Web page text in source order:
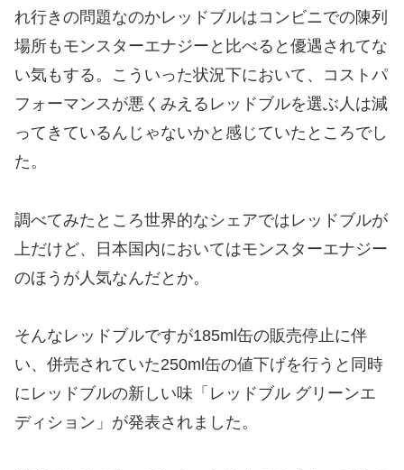
れ行きの問題なのかレッドブルはコンビニでの陳列
場所もモンスターエナジーと比べると優遇されてな
い気もする。こういった状況下において、コストパ
フォーマンスが悪くみえるレッドブルを選ぶ人は減
ってきているんじゃないかと感じていたところでし
た。
調べてみたところ世界的なシェアではレッドブルが
上だけど、日本国内においてはモンスターエナジー
のほうが人気なんだとか。
そんなレッドブルですが185ml缶の販売停止に伴
い、併売されていた250ml缶の値下げを行うと同時
にレッドブルの新しい味「レッドブル グリーンエ
ディション」が発表されました。